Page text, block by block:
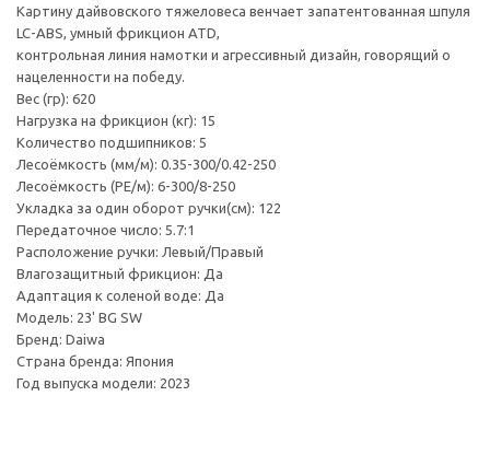
Картину дайвовского тяжеловеса венчает запатентованная шпуля
LC-ABS, умный фрикцион ATD,
контрольная линия намотки и агрессивный дизайн, говорящий о
нацеленности на победу.
Вес (гр): 620
Нагрузка на фрикцион (кг): 15
Количество подшипников: 5
Лесоёмкость (мм/м): 0.35-300/0.42-250
Лесоёмкость (РЕ/м): 6-300/8-250
Укладка за один оборот ручки(см): 122
Передаточное число: 5.7:1
Расположение ручки: Левый/Правый
Влагозащитный фрикцион: Да
Адаптация к соленой воде: Да
Модель: 23' BG SW
Бренд: Daiwa
Страна бренда: Япония
Год выпуска модели: 2023